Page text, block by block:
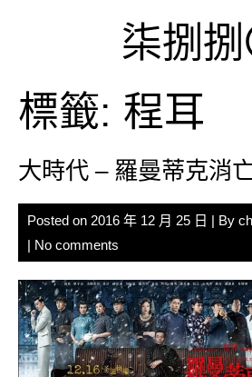
柒捌
標籤: 程耳
大時代 – 羅曼蒂克消
Posted on 2016 年 12 月 25 日 | By
| No comments